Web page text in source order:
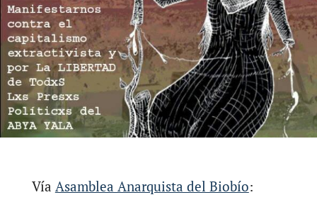
Vía Asamblea Anarquista del Biobío: